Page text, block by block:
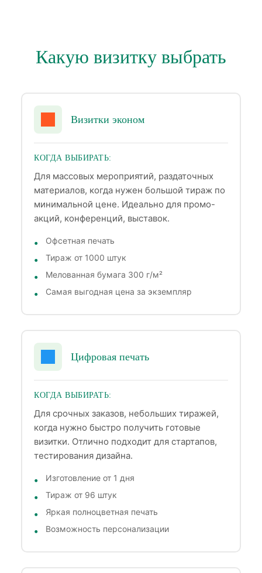
Какую визитку выбрать
Визитки эконом
КОГДА ВЫБИРАТЬ:
Для массовых мероприятий, раздаточных
материалов, когда нужен большой тираж по
минимальной цене. Идеально для промо-
акций, конференций, выставок.
Офсетная печать
Тираж от 1000 штук
Мелованная бумага 300 г/м²
Самая выгодная цена за экземпляр
Цифровая печать
КОГДА ВЫБИРАТЬ:
Для срочных заказов, небольших тиражей,
когда нужно быстро получить готовые
визитки. Отлично подходит для стартапов,
тестирования дизайна.
Изготовление от 1 дня
Тираж от 96 штук
Яркая полноцветная печать
Возможность персонализации